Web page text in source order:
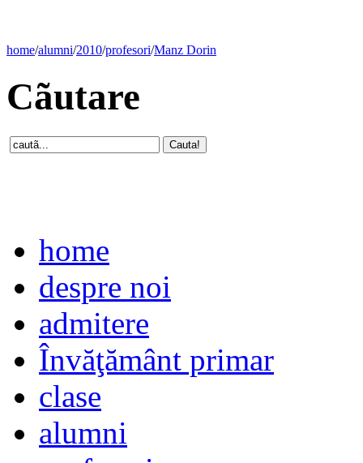
home/alumni/2010/profesori/Manz Dorin
Cãutare
home
despre noi
admitere
Învăţământ primar
clase
alumni